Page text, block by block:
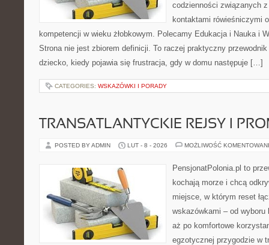
codzienności związanych
kontaktami rówieśniczymi
kompetencji w wieku żłobkowym. Polecamy Edukacja i Nauka i
Strona nie jest zbiorem definicji. To raczej praktyczny
dziecko, kiedy pojawia się frustracja, gdy w domu następuje […]
CATEGORIES: WSKAZÓWKI I PORADY
TRANSATLANTYCKIE REJSY I
POSTED BY ADMIN LUT - 8 - 2026 MOŻLIWOŚĆ
PensjonatPolonia.pl to
kochają morze i chcą
miejsce, w którym reset
wskazówkami – od wyboru
aż po komfortowe
egzotycznej przygodzie w